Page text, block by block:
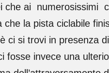
che ai numerosissimi
che la pista ciclabile
ci si trovi in presenza
fosse invece una